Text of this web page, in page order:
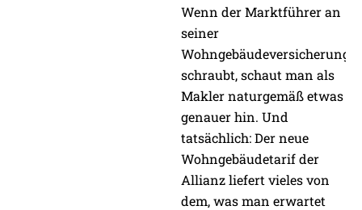
Wenn der Marktführer an
seiner
Wohngebäudeversicherung
schraubt, schaut man als
Makler naturgemäß etwas
genauer hin. Und
tatsächlich: Der neue
Wohngebäudetarif der
Allianz liefert vieles von
dem, was man erwartet